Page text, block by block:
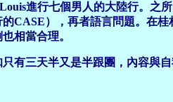
進行七個男人的大陸行。之
CASE），再者語言問題。在
相當合理。
有三天半又是半跟團，內容與